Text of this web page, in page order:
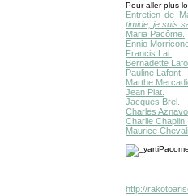
Pour aller plus
Entretien de
timide, je suis
Maria Pacôme.
Ennio
Francis Lai.
Bernadette
Pauline Lafont.
Marthe
Jean Piat.
Jacques Brel.
Charles
Charlie Chaplin.
Maurice
http://